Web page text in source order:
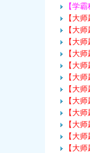
【学
【大
【大
【大
【大
【大
【大
【大
【大
【大
【大
【大
【大